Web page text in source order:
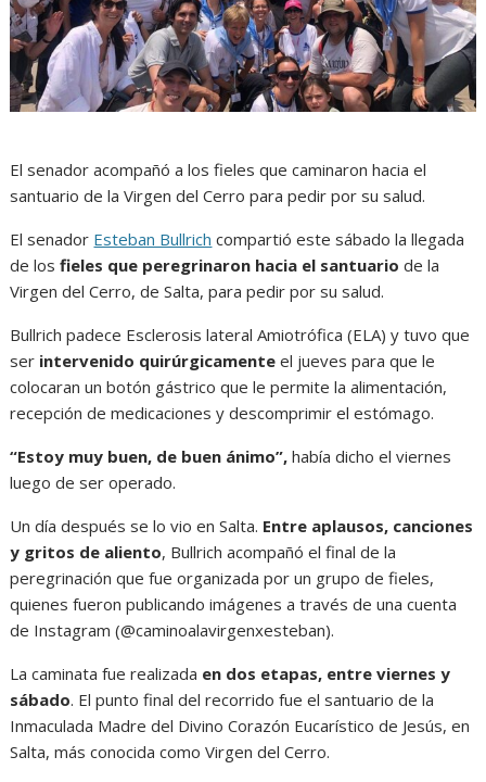
El senador acompañó a los fieles que caminaron hacia el
santuario de la Virgen del Cerro para pedir por su salud.
El senador Esteban Bullrich compartió este sábado la llegada
de losfieles que peregrinaron hacia el santuariode la
Virgen del Cerro, de Salta, para pedir por su salud.
Bullrich padece Esclerosis lateral Amiotrófica (ELA) y tuvo que
ser intervenido quirúrgicamente el jueves para que le
colocaran un botón gástrico que le permite la alimentación,
recepción de medicaciones y descomprimir el estómago.
“Estoy muy buen, de buen ánimo”, había dicho el viernes
luego de ser operado.
Un día después se lo vio en Salta. Entre aplausos, canciones
y gritos de aliento, Bullrich acompañó el final de la
peregrinación que fue organizada por un grupo de fieles,
quienes fueron publicando imágenes a través de una cuenta
de Instagram (@caminoalavirgenxesteban).
La caminata fue realizada en dos etapas, entre viernes y
sábado. El punto final del recorrido fue el santuario de la
Inmaculada Madre del Divino Corazón Eucarístico de Jesús, en
Salta, más conocida como Virgen del Cerro.